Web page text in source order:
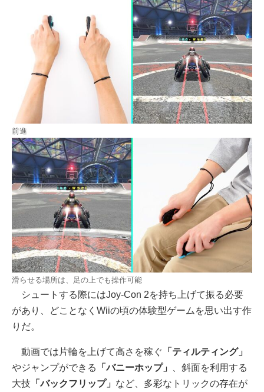
前進
滑らせる場所は、足の上でも操作可能
シュートする際にはJoy-Con 2を持ち上げて振る必要
があり、どことなくWiiの頃の体験型ゲームを思い出す作
りだ。
動画では片輪を上げて高さを稼ぐ 「ティルティング」
やジャンプができる
「バニーホップ」
、斜面を利用する
大技 「バックフリップ」 など、多彩なトリックの存在が